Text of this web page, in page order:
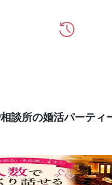
スキップ
談所の婚活パーティ